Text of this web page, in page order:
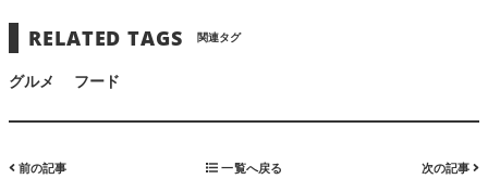
RELATED TAGS 関連タグ
グルメ フード
前の記事 一覧へ戻る 次の記事